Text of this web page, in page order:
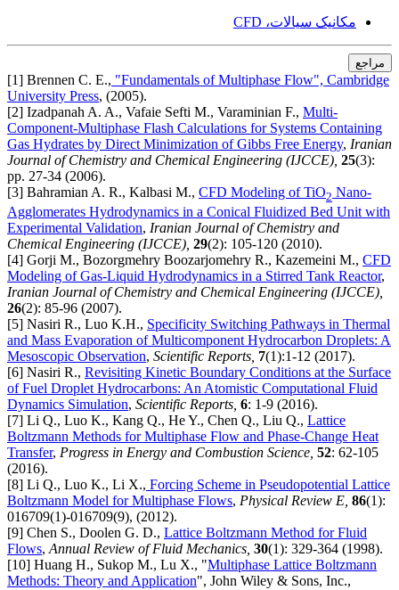
مکانیک سیالات، CFD
مراجع
[1] Brennen C. E., "Fundamentals of Multiphase Flow", Cambridge
University Press, (2005).
[2] Izadpanah A. A., Vafaie Sefti M., Varaminian F., Multi-
Component-Multiphase Flash Calculations for Systems Containing
Gas Hydrates by Direct Minimization of Gibbs Free Energy, Iranian
Journal of Chemistry and Chemical Engineering (IJCCE), 25(3):
pp. 27-34 (2006).
[3] Bahramian A. R., Kalbasi M., CFD Modeling of TiO2 Nano-
Agglomerates Hydrodynamics in a Conical Fluidized Bed Unit with
Experimental Validation, Iranian Journal of Chemistry and
Chemical Engineering (IJCCE), 29(2): 105-120 (2010).
[4] Gorji M., Bozorgmehry Boozarjomehry R., Kazemeini M., CFD
Modeling of Gas-Liquid Hydrodynamics in a Stirred Tank Reactor,
Iranian Journal of Chemistry and Chemical Engineering (IJCCE),
26(2): 85-96 (2007).
[5] Nasiri R., Luo K.H., Specificity Switching Pathways in Thermal
and Mass Evaporation of Multicomponent Hydrocarbon Droplets: A
Mesoscopic Observation, Scientific Reports, 7(1):1-12 (2017).
[6] Nasiri R., Revisiting Kinetic Boundary Conditions at the Surface
of Fuel Droplet Hydrocarbons: An Atomistic Computational Fluid
Dynamics Simulation, Scientific Reports, 6: 1-9 (2016).
[7] Li Q., Luo K., Kang Q., He Y., Chen Q., Liu Q., Lattice
Boltzmann Methods for Multiphase Flow and Phase-Change Heat
Transfer, Progress in Energy and Combustion Science, 52: 62-105
(2016).
[8] Li Q., Luo K., Li X., Forcing Scheme in Pseudopotential Lattice
Boltzmann Model for Multiphase Flows, Physical Review E, 86(1):
016709(1)-016709(9), (2012).
[9] Chen S., Doolen G. D., Lattice Boltzmann Method for Fluid
Flows, Annual Review of Fluid Mechanics, 30(1): 329-364 (1998).
[10] Huang H., Sukop M., Lu X., "Multiphase Lattice Boltzmann
Methods: Theory and Application", John Wiley & Sons, Inc.,